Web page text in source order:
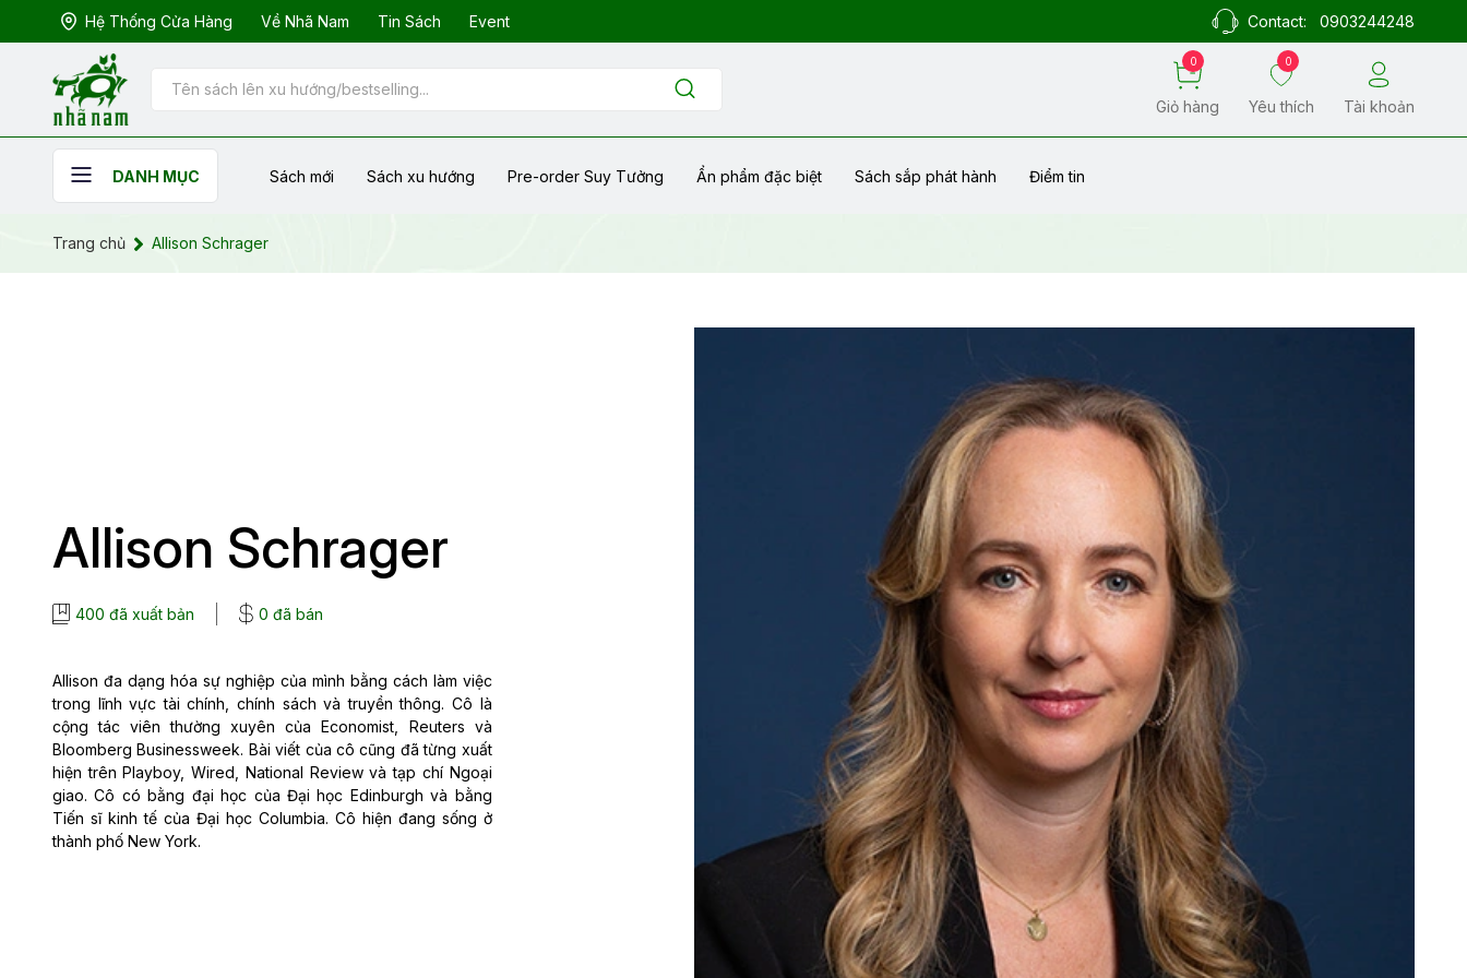
Hệ Thống Cửa Hàng Về Nhã Nam Tin Sách Event Contact: 0903244248
0
Giỏ hàng
0
Yêu thích Tài khoản
DANH MỤC Sách mới Sách xu hướng Pre-order Suy Tưởng Ẩn phẩm đặc biệt Sách sắp phát hành Điểm tin
Trang chủ Allison Schrager
Allison Schrager
400 đã xuất bản 0 đã bán
Allison đa dạng hóa sự nghiệp của mình bằng cách làm việc
trong lĩnh vực tài chính, chính sách và truyền thông. Cô là
cộng tác viên thường xuyên của Economist, Reuters và
Bloomberg Businessweek. Bài viết của cô cũng đã từng xuất
hiện trên Playboy, Wired, National Review và tạp chí Ngoại
giao. Cô có bằng đại học của Đại học Edinburgh và bằng
Tiến sĩ kinh tế của Đại học Columbia. Cô hiện đang sống ở
thành phố New York.